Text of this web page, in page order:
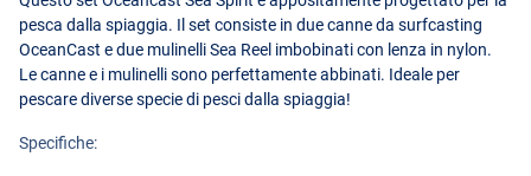
pesca dalla spiaggia. Il set consiste in due canne da surfcasting
OceanCast e due mulinelli Sea Reel imbobinati con lenza in nylon.
Le canne e i mulinelli sono perfettamente abbinati. Ideale per
pescare diverse specie di pesci dalla spiaggia!
Specifiche: